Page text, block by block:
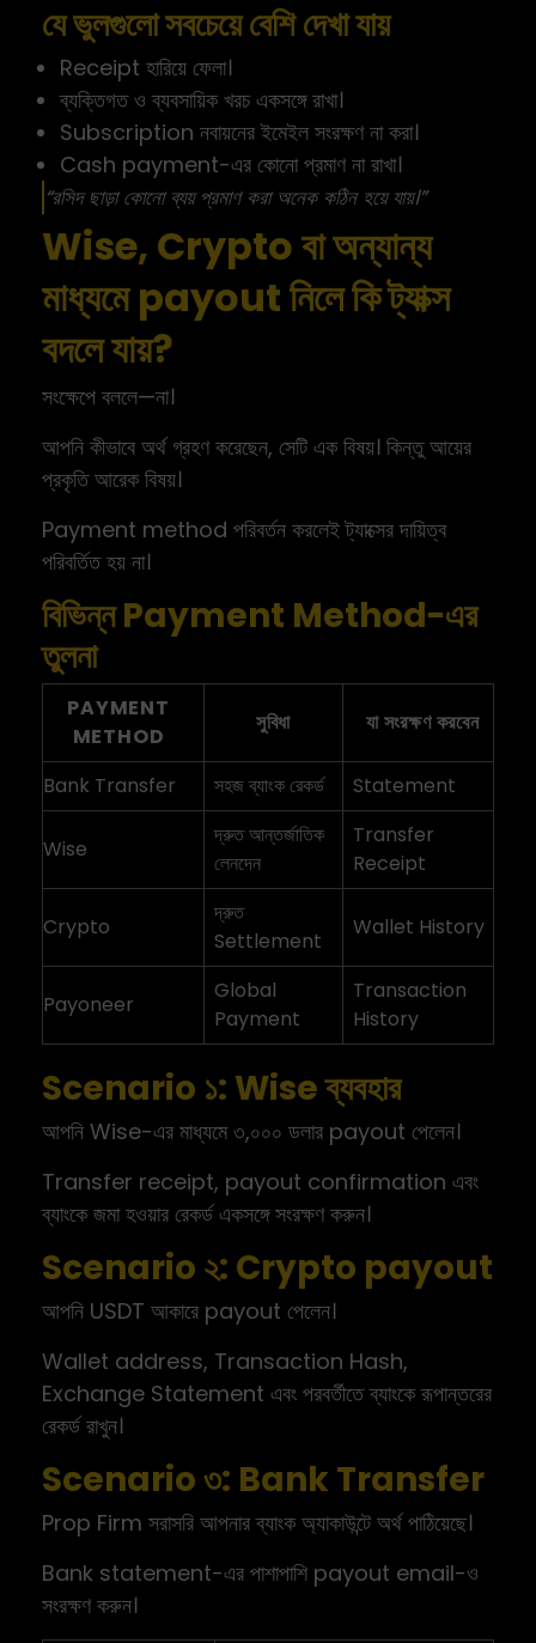
যে ভুলগুলো সবচেয়ে বেশি দেখা যায়
Receipt হারিয়ে ফেলা।
ব্যক্তিগত ও ব্যবসায়িক খরচ একসঙ্গে রাখা।
Subscription নবায়নের ইমেইল সংরক্ষণ না করা।
Cash payment-এর কোনো প্রমাণ না রাখা।
“রসিদ ছাড়া কোনো ব্যয় প্রমাণ করা অনেক কঠিন হয়ে যায়।”
Wise, Crypto বা অন্যান্য
মাধ্যমে payout নিলে কি ট্যাক্স
বদলে যায়?
সংক্ষেপে বললে—না।
আপনি কীভাবে অর্থ গ্রহণ করেছেন, সেটি এক বিষয়। কিন্তু আয়ের
প্রকৃতি আরেক বিষয়।
Payment method পরিবর্তন করলেই ট্যাক্সের দায়িত্ব
পরিবর্তিত হয় না।
বিভিন্ন Payment Method-এর
তুলনা
PAYMENT
METHOD
সুবিধা যা সংরক্ষণ করবেন
Bank Transfer সহজ ব্যাংক রেকর্ড Statement
Wise
দ্রুত আন্তর্জাতিক
লেনদেন
Transfer
Receipt
Crypto
দ্রুত
Settlement
Wallet History
Payoneer
Global
Payment
Transaction
History
Scenario ১: Wise ব্যবহার
আপনি Wise-এর মাধ্যমে ৩,০০০ ডলার payout পেলেন।
Transfer receipt, payout confirmation এবং
ব্যাংকে জমা হওয়ার রেকর্ড একসঙ্গে সংরক্ষণ করুন।
Scenario ২: Crypto payout
আপনি USDT আকারে payout পেলেন।
Wallet address, Transaction Hash,
Exchange Statement এবং পরবর্তীতে ব্যাংকে রূপান্তরের
রেকর্ড রাখুন।
Scenario ৩: Bank Transfer
Prop Firm সরাসরি আপনার ব্যাংক অ্যাকাউন্টে অর্থ পাঠিয়েছে।
Bank statement-এর পাশাপাশি payout email-ও
সংরক্ষণ করুন।